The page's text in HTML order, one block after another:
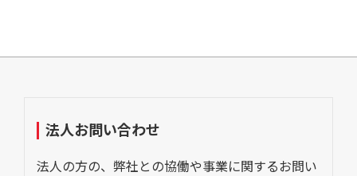
法人お問い合わせ
法人の方の、弊社との協働や事業に関するお問い